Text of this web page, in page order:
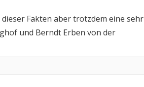
Fakten aber trotzdem eine sehr
und Berndt Erben von der